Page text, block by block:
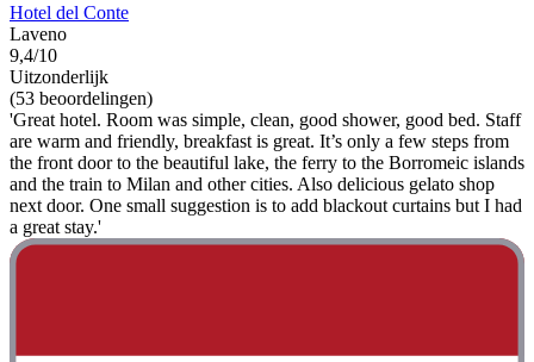
Hotel del Conte
Laveno
9,4/10
Uitzonderlijk
(53 beoordelingen)
'Great hotel. Room was simple, clean, good shower, good bed. Staff
are warm and friendly, breakfast is great. It’s only a few steps from
the front door to the beautiful lake, the ferry to the Borromeic islands
and the train to Milan and other cities. Also delicious gelato shop
next door. One small suggestion is to add blackout curtains but I had
a great stay.'